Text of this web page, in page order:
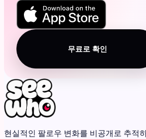
무료로 확인
현실적인 팔로우 변화를 비공개로 추적